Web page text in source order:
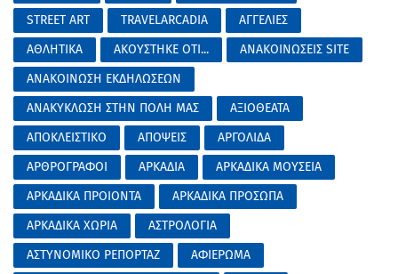
STREET ART
TRAVELARCADIA
ΑΓΓΕΛΙΕΣ
ΑΘΛΗΤΙΚΑ
ΑΚΟΥΣΤΗΚΕ ΟΤΙ...
ΑΝΑΚΟΙΝΩΣΕΙΣ SITE
ΑΝΑΚΟΙΝΩΣΗ ΕΚΔΗΛΩΣΕΩΝ
ΑΝΑΚΥΚΛΩΣΗ ΣΤΗΝ ΠΟΛΗ ΜΑΣ
ΑΞΙΟΘΕΑΤΑ
ΑΠΟΚΛΕΙΣΤΙΚΟ
ΑΠΟΨΕΙΣ
ΑΡΓΟΛΙΔΑ
ΑΡΘΡΟΓΡΑΦΟΙ
ΑΡΚΑΔΙΑ
ΑΡΚΑΔΙΚΑ ΜΟΥΣΕΙΑ
ΑΡΚΑΔΙΚΑ ΠΡΟΙΟΝΤΑ
ΑΡΚΑΔΙΚΑ ΠΡΟΣΩΠΑ
ΑΡΚΑΔΙΚΑ ΧΩΡΙΑ
ΑΣΤΡΟΛΟΓΙΑ
ΑΣΤΥΝΟΜΙΚΟ ΡΕΠΟΡΤΑΖ
ΑΦΙΕΡΩΜΑ